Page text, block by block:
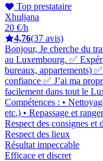
Top prestataire
Xhuljana
20 €/h
4,76(37 avis)
Bonjour, Je cherche du
au Luxembourg. ✅
bureaux, appartements)
confiance ✅ J’ai ma
facilement dans tout le
Compétences : •
etc.) • Repassage et
Respect des consignes et
Respect des lieux
Résultat impeccable
Efficace et discret